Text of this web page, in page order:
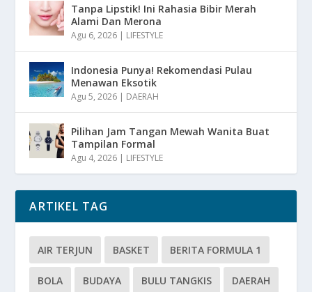
Tanpa Lipstik! Ini Rahasia Bibir Merah
Alami Dan Merona
Agu 6, 2026 | LIFESTYLE
Indonesia Punya! Rekomendasi Pulau
Menawan Eksotik
Agu 5, 2026 | DAERAH
Pilihan Jam Tangan Mewah Wanita Buat
Tampilan Formal
Agu 4, 2026 | LIFESTYLE
ARTIKEL TAG
AIR TERJUN BASKET BERITA FORMULA 1
BOLA BUDAYA BULU TANGKIS DAERAH